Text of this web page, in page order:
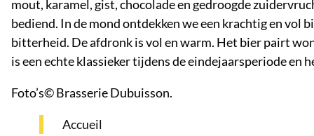
mout, karamel, gist, chocolade en gedroogde
bediend. In de mond ontdekken we een krachtig en vol
bitterheid. De afdronk is vol en warm. Het bier pairt
is een echte klassieker tijdens de eindejaarsperiode
Foto’s© Brasserie Dubuisson.
Accueil